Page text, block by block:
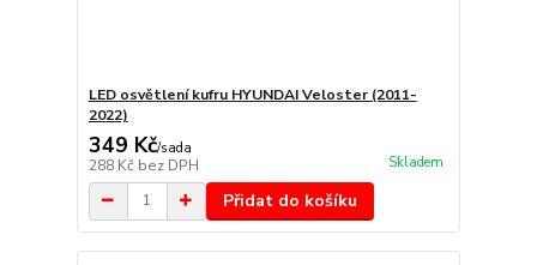
LED osvětlení kufru HYUNDAI Veloster (2011-
2022)
349 Kč/sada
288 Kč bez DPH Skladem
Přidat do košíku